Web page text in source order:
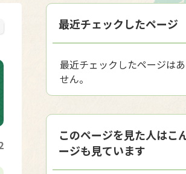
最近チェックしたページ
最近チェックしたページは
せん。
このページを見た人はこ
ージも見ています